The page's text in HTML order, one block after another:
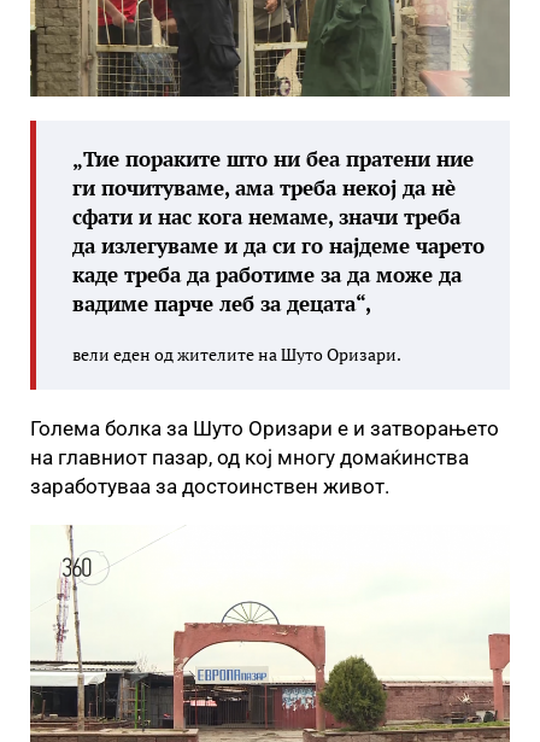
„Тие пораките што ни беа пратени ние
ги почитуваме, ама треба некој да нè
сфати и нас кога немаме, значи треба
да излегуваме и да си го најдеме чарето
каде треба да работиме за да може да
вадиме парче леб за децата“,
вели еден од жителите на Шуто Оризари.
Голема болка за Шуто Оризари е и затворањето
на главниот пазар, од кој многу домаќинства
заработуваа за достоинствен живот.